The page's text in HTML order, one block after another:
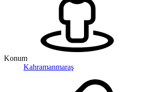
Konum
Kahramanmaraş